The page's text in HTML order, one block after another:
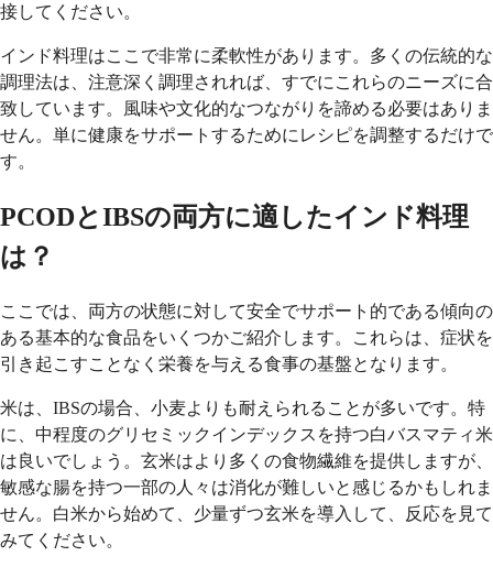
接してください。
インド料理はここで非常に柔軟性があります。多くの伝統的な
調理法は、注意深く調理されれば、すでにこれらのニーズに合
致しています。風味や文化的なつながりを諦める必要はありま
せん。単に健康をサポートするためにレシピを調整するだけで
す。
PCODとIBSの両方に適したインド料理
は？
ここでは、両方の状態に対して安全でサポート的である傾向の
ある基本的な食品をいくつかご紹介します。これらは、症状を
引き起こすことなく栄養を与える食事の基盤となります。
米は、IBSの場合、小麦よりも耐えられることが多いです。特
に、中程度のグリセミックインデックスを持つ白バスマティ米
は良いでしょう。玄米はより多くの食物繊維を提供しますが、
敏感な腸を持つ一部の人々は消化が難しいと感じるかもしれま
せん。白米から始めて、少量ずつ玄米を導入して、反応を見て
みてください。